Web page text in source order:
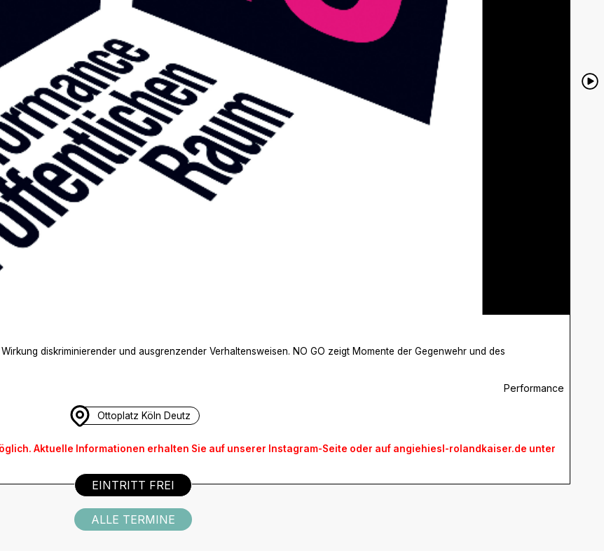
diskriminierender und ausgrenzender Verhaltensweisen. NO GO zeigt Momente der Gegenwehr und des
Performance
Ottoplatz Köln Deutz
Aktuelle Informationen erhalten Sie auf unserer Instagram-Seite oder auf angiehiesl-rolandkaiser.de unter
EINTRITT FREI
ALLE TERMINE